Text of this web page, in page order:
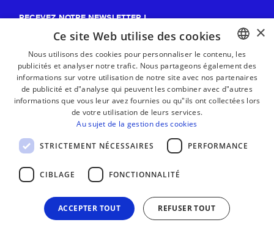
RECEVEZ NOTRE NEWSLETTER !
BASQUE
FRENCH
×
Ce site Web utilise des cookies
Nous utilisons des cookies pour personnaliser le contenu, les
publicités et analyser notre trafic. Nous partageons également des
informations sur votre utilisation de notre site avec nos partenaires
de publicité et d"analyse qui peuvent les combiner avec d"autres
informations que vous leur avez fournies ou qu"ils ont collectées lors
de votre utilisation de leurs services.
Au sujet de la gestion des cookies
STRICTEMENT NÉCESSAIRES PERFORMANCE
CIBLAGE FONCTIONNALITÉ
ACCEPTER TOUT REFUSER TOUT